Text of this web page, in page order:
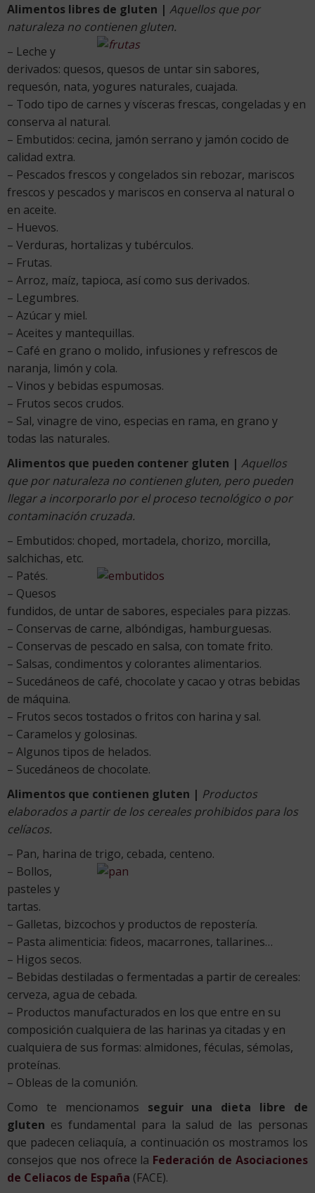
Alimentos libres de gluten | Aquellos que por
naturaleza no contienen gluten.
– Leche y
derivados: quesos, quesos de untar sin sabores,
requesón, nata, yogures naturales, cuajada.
– Todo tipo de carnes y vísceras frescas, congeladas y en
conserva al natural.
– Embutidos: cecina, jamón serrano y jamón cocido de
calidad extra.
– Pescados frescos y congelados sin rebozar, mariscos
frescos y pescados y mariscos en conserva al natural o
en aceite.
– Huevos.
– Verduras, hortalizas y tubérculos.
– Frutas.
– Arroz, maíz, tapioca, así como sus derivados.
– Legumbres.
– Azúcar y miel.
– Aceites y mantequillas.
– Café en grano o molido, infusiones y refrescos de
naranja, limón y cola.
– Vinos y bebidas espumosas.
– Frutos secos crudos.
– Sal, vinagre de vino, especias en rama, en grano y
todas las naturales.
Alimentos que pueden contener gluten | Aquellos
que por naturaleza no contienen gluten, pero pueden
llegar a incorporarlo por el proceso tecnológico o por
contaminación cruzada.
– Embutidos: choped, mortadela, chorizo, morcilla,
salchichas, etc.
– Patés.
– Quesos
fundidos, de untar de sabores, especiales para pizzas.
– Conservas de carne, albóndigas, hamburguesas.
– Conservas de pescado en salsa, con tomate frito.
– Salsas, condimentos y colorantes alimentarios.
– Sucedáneos de café, chocolate y cacao y otras bebidas
de máquina.
– Frutos secos tostados o fritos con harina y sal.
– Caramelos y golosinas.
– Algunos tipos de helados.
– Sucedáneos de chocolate.
Alimentos que contienen gluten | Productos
elaborados a partir de los cereales prohibidos para los
celíacos.
– Pan, harina de trigo, cebada, centeno.
– Bollos,
pasteles y
tartas.
– Galletas, bizcochos y productos de repostería.
– Pasta alimenticia: fideos, macarrones, tallarines…
– Higos secos.
– Bebidas destiladas o fermentadas a partir de cereales:
cerveza, agua de cebada.
– Productos manufacturados en los que entre en su
composición cualquiera de las harinas ya citadas y en
cualquiera de sus formas: almidones, féculas, sémolas,
proteínas.
– Obleas de la comunión.
Como te mencionamos seguir una dieta libre de
gluten es fundamental para la salud de las personas
que padecen celiaquía, a continuación os mostramos los
consejos que nos ofrece la Federación de Asociaciones
de Celiacos de España (FACE).